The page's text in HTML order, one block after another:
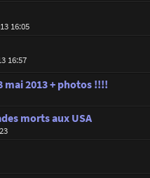
16:05
16:57
mai 2013 + photos !!!!
morts aux USA